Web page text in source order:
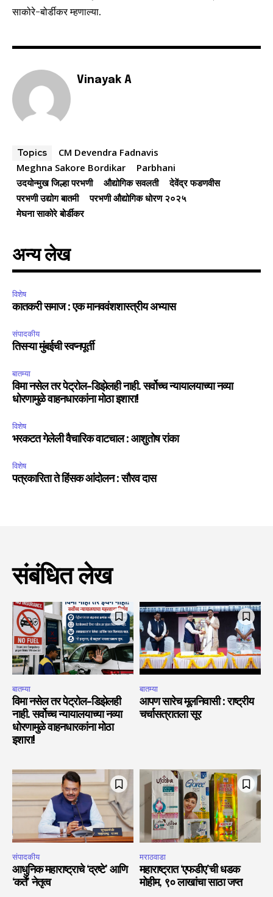
I've read and accept the
Fans
साकोरे-बोर्डीकर म्हणाल्या.
Vinayak A
Topics
CM Devendra Fadnavis
Meghna Sakore Bordikar
Parbhani
उदयोन्मुख जिल्हा परभणी
औद्योगिक सवलती
देवेंद्र फडणवीस
परभणी उद्योग बातमी
परभणी औद्योगिक धोरण २०२५
मेघना साकोरे बोर्डीकर
अन्य लेख
विशेष
कातकरी समाज : एक मानववंशशास्त्रीय अभ्यास
संपादकीय
तिसऱ्या मुंबईची स्वप्नपूर्ती
बातम्या
विमा नसेल तर पेट्रोल-डिझेलही नाही. सर्वोच्च न्यायालयाच्या नव्या
धोरणामुळे वाहनधारकांना मोठा इशारा!
विशेष
भरकटत गेलेली वैचारिक वाटचाल : आशुतोष रांका
विशेष
पत्रकारिता ते हिंसक आंदोलन : सौरव दास
संबंधित लेख
बातम्या
विमा नसेल तर पेट्रोल-डिझेलही
नाही. सर्वोच्च न्यायालयाच्या नव्या
धोरणामुळे वाहनधारकांना मोठा
इशारा!
बातम्या
आपण सारेच मूलनिवासी : राष्ट्रीय
चर्चासत्रातला सूर
संपादकीय
आधुनिक महाराष्ट्राचे ‘द्रष्टे’ आणि
‘कर्ते’ नेतृत्व
मराठवाडा
महाराष्ट्रात ‘एफडीए’ची धडक
मोहीम, ९० लाखांचा साठा जप्त